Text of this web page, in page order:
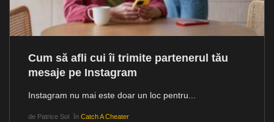
Cum să afli cui îi trimite partenerul tău
mesaje pe Instagram
Instagram nu mai este doar un loc pentru...
de Patrice Sol în Catch A Cheater